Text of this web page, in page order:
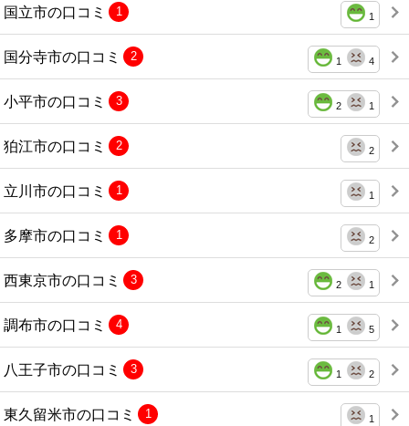
国立市の口コミ 1
1
国分寺市の口コミ 1 4
2
小平市の口コミ 2 1
3
狛江市の口コミ 2
2
立川市の口コミ 1
1
多摩市の口コミ 2
1
西東京市の口コミ 2 1
3
調布市の口コミ 1 5
4
八王子市の口コミ 1 2
3
東久留米市の口コミ 1
1